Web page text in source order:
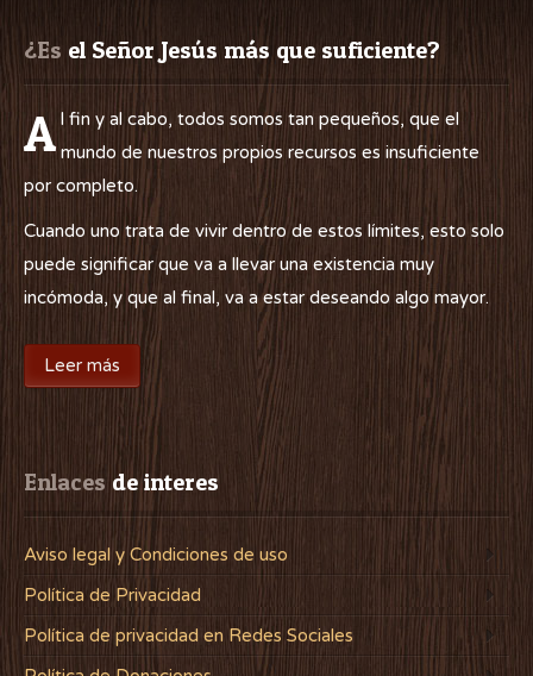
¿Es el Señor Jesús más que suficiente?
A l fin y al cabo, todos somos tan pequeños, que el
mundo de nuestros propios recursos es insuficiente
por completo.
Cuando uno trata de vivir dentro de estos límites, esto solo
puede significar que va a llevar una existencia muy
incómoda, y que al final, va a estar deseando algo mayor.
Leer más
Enlaces de interes
Aviso legal y Condiciones de uso
Política de Privacidad
Política de privacidad en Redes Sociales